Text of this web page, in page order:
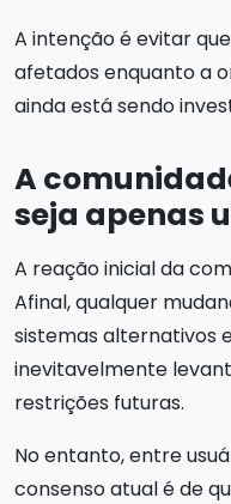
A intenção é evitar
afetados enquanto a
ainda está sendo
A
seja apenas
A reação inicial da
Afinal, qualquer
sistemas alternativos
inevitavelmente
restrições futuras.
No entanto, entre
consenso atual é de